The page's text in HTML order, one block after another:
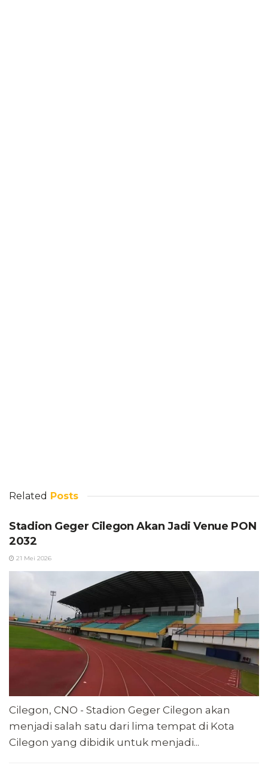
Related Posts
Stadion Geger Cilegon Akan Jadi Venue PON
2032
21 Mei 2026
Cilegon, CNO - Stadion Geger Cilegon akan
menjadi salah satu dari lima tempat di Kota
Cilegon yang dibidik untuk menjadi...